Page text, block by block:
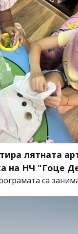
лятната
на НЧ "Гоце
са